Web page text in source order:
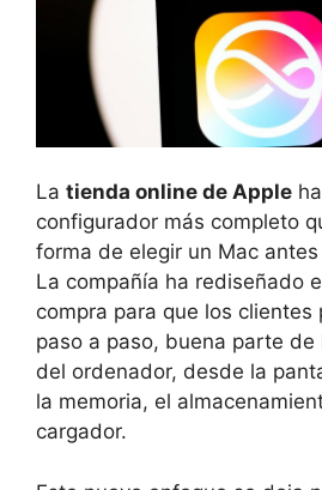
La tienda online de Apple
configurador más completo
forma de elegir un Mac
La compañía ha rediseñado
compra para que los clientes
paso a paso, buena parte de
del ordenador, desde la
la memoria, el
cargador.